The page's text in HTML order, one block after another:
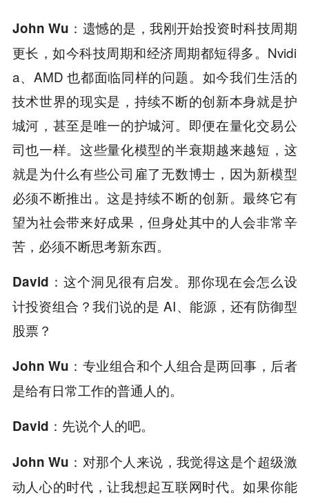
John Wu： 遗憾的是，我刚开始投资时科技周期
更长，如今科技周期和经济周期都短得多。Nvidi
a、AMD 也都面临同样的问题。如今我们生活的
技术世界的现实是，持续不断的创新本身就是护
城河，甚至是唯一的护城河。即便在量化交易公
司也一样。这些量化模型的半衰期越来越短，这
就是为什么有些公司雇了无数博士，因为新模型
必须不断推出。这是持续不断的创新。最终它有
望为社会带来好成果，但身处其中的人会非常辛
苦，必须不断思考新东西。
David： 这个洞见很有启发。那你现在会怎么设
计投资组合？我们说的是 AI、能源，还有防御型
股票？
John Wu： 专业组合和个人组合是两回事，后者
是给有日常工作的普通人的。
David： 先说个人的吧。
John Wu： 对那个人来说，我觉得这是个超级激
动人心的时代，让我想起互联网时代。如果你能